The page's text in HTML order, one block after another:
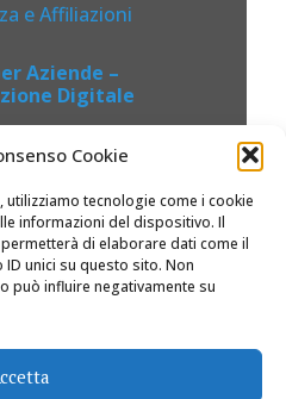
Cookie
tecnologie come i cookie
informazioni del dispositivo. Il
di elaborare dati come il
unici su questo sito. Non
può influire negativamente su
e Affiliazioni
Aziende –
Digitale